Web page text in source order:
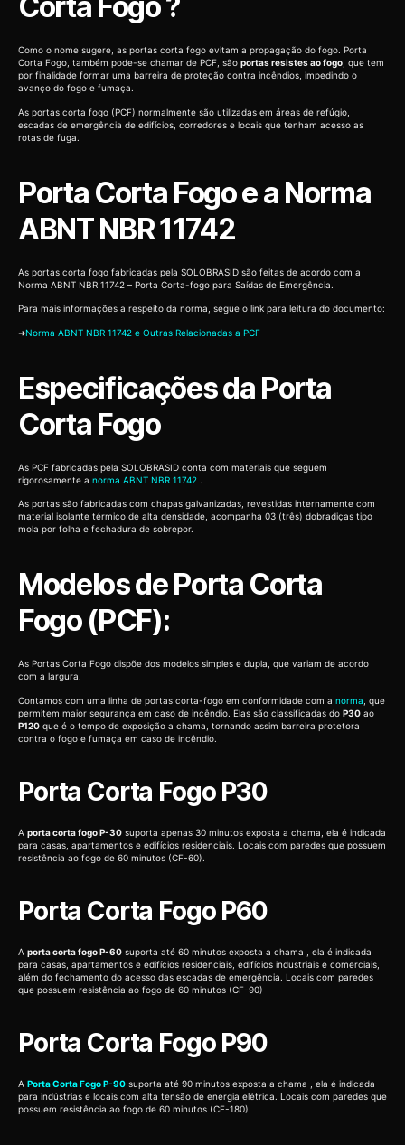
Corta Fogo ?
Como o nome sugere, as portas corta fogo evitam a propagação do fogo. Porta
Corta Fogo, também pode-se chamar de PCF, são portas resistes ao fogo , que tem
por finalidade formar uma barreira de proteção contra incêndios, impedindo o
avanço do fogo e fumaça.
As portas corta fogo (PCF) normalmente são utilizadas em áreas de refúgio,
escadas de emergência de edifícios, corredores e locais que tenham acesso as
rotas de fuga.
Porta Corta Fogo e a Norma
ABNT NBR 11742
As portas corta fogo fabricadas pela SOLOBRASID são feitas de acordo com a
Norma ABNT NBR 11742 – Porta Corta-fogo para Saídas de Emergência.
Para mais informações a respeito da norma, segue o link para leitura do documento:
➜Norma ABNT NBR 11742 e Outras Relacionadas a PCF
Especificações da Porta
Corta Fogo
As PCF fabricadas pela SOLOBRASID conta com materiais que seguem
rigorosamente a norma ABNT NBR 11742 .
As portas são fabricadas com chapas galvanizadas, revestidas internamente com
material isolante térmico de alta densidade, acompanha 03 (três) dobradiças tipo
mola por folha e fechadura de sobrepor.
Modelos de Porta Corta
Fogo (PCF):
As Portas Corta Fogo dispõe dos modelos simples e dupla, que variam de acordo
com a largura.
Contamos com uma linha de portas corta-fogo em conformidade com a norma , que
permitem maior segurança em caso de incêndio. Elas são classificadas do P30 ao
P120 que é o tempo de exposição a chama, tornando assim barreira protetora
contra o fogo e fumaça em caso de incêndio.
Porta Corta Fogo P30
A porta corta fogo P-30 suporta apenas 30 minutos exposta a chama, ela é indicada
para casas, apartamentos e edifícios residenciais. Locais com paredes que possuem
resistência ao fogo de 60 minutos (CF-60).
Porta Corta Fogo P60
A porta corta fogo P-60 suporta até 60 minutos exposta a chama , ela é indicada
para casas, apartamentos e edifícios residenciais, edifícios industriais e comerciais,
além do fechamento do acesso das escadas de emergência. Locais com paredes
que possuem resistência ao fogo de 60 minutos (CF-90)
Porta Corta Fogo P90
A Porta Corta Fogo P-90 suporta até 90 minutos exposta a chama , ela é indicada
para indústrias e locais com alta tensão de energia elétrica. Locais com paredes que
possuem resistência ao fogo de 60 minutos (CF-180).